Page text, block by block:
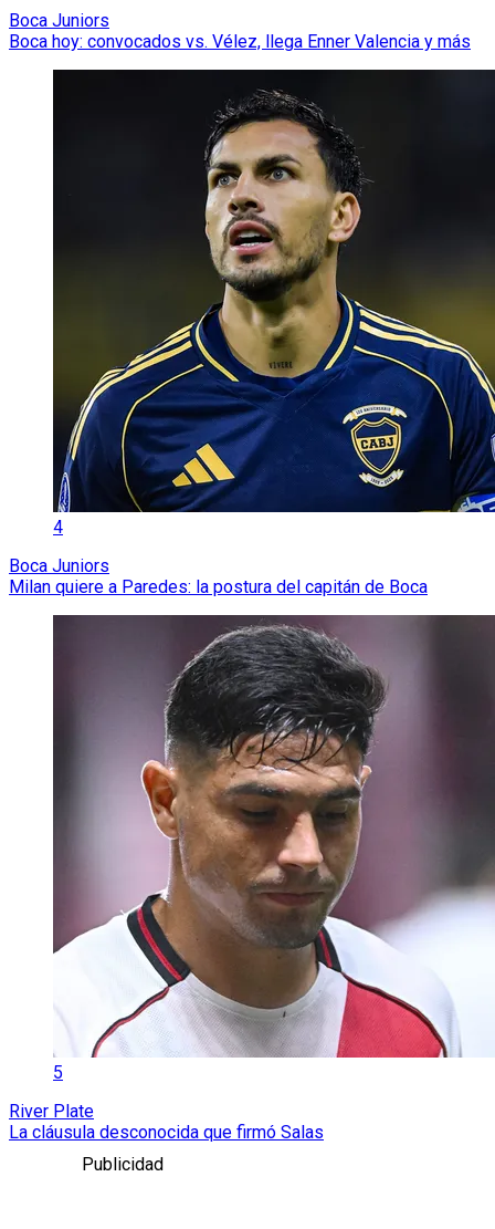
Boca Juniors
Boca hoy: convocados vs. Vélez, llega Enner Valencia y más
4
Boca Juniors
Milan quiere a Paredes: la postura del capitán de Boca
5
River Plate
La cláusula desconocida que firmó Salas
Publicidad